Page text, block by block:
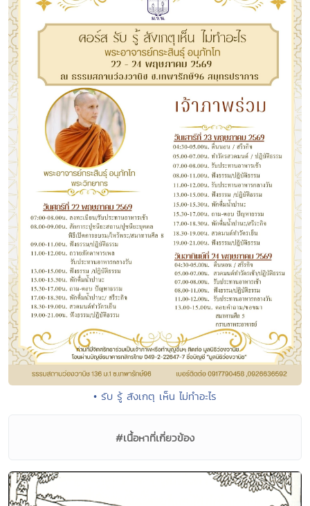
• รับ รู้ สังเกตุ เห็น ไม่ทำอะไร
#เนื้อหาที่เกี่ยวข้อง